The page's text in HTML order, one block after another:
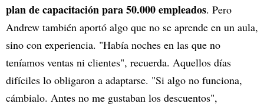
plan de capacitación para 50.000 empleados. Pero
Andrew también aportó algo que no se aprende en un aula,
sino con experiencia. "Había noches en las que no
teníamos ventas ni clientes", recuerda. Aquellos días
difíciles lo obligaron a adaptarse. "Si algo no funciona,
cámbialo. Antes no me gustaban los descuentos",